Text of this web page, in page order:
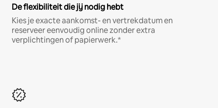
De flexibiliteit die jij nodig hebt
Kies je exacte aankomst- en vertrekdatum en
reserveer eenvoudig online zonder extra
verplichtingen of papierwerk.*